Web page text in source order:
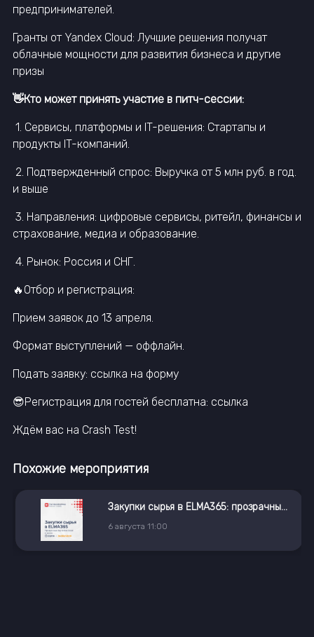
предпринимателей.
Гранты от Yandex Cloud: Лучшие решения получат
облачные мощности для развития бизнеса и другие
призы
👋Кто может принять участие в питч-сессии:
1. Сервисы, платформы и IT-решения: Стартапы и
продукты IT-компаний.
2. Подтвержденный спрос: Выручка от 5 млн руб. в год.
и выше
3. Направления: цифровые сервисы, ритейл, финансы и
страхование, медиа и образование.
4. Рынок: Россия и СНГ.
🔥Отбор и регистрация:
Прием заявок до 13 апреля.
Формат выступлений — оффлайн.
Подать заявку: ссылка на форму
😎Регистрация для гостей бесплатна: ссылка
Ждём вас на Crash Test!
Похожие мероприятия
Закупки сырья в ELMA365: прозрачные торги без Excel и хаоса
6 августа11:00